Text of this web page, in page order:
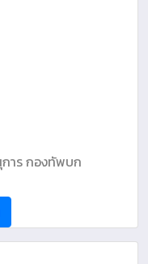
นายทหารปฎิบัติการประจำ สำนักเลขานุการ กองทัพบก